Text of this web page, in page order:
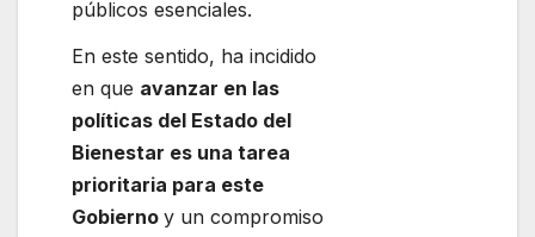
públicos esenciales.
En este sentido, ha incidido
en que avanzar en las
políticas del Estado del
Bienestar es una tarea
prioritaria para este
Gobierno y un compromiso